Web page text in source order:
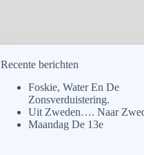
Recente berichten
Foskie, Water En De
Zonsverduistering.
Uit Zweden…. Naar
Maandag De 13e